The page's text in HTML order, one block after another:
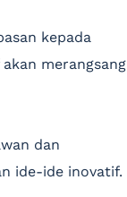
kepada
merangsang
dan
ide-ide inovatif.